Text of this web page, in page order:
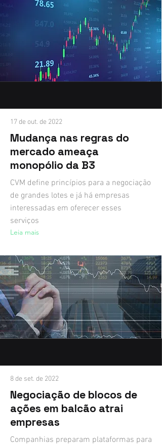
17 de out. de 2022
Mudança nas regras do
mercado ameaça
monopólio da B3
CVM define princípios para a negociação
de grandes lotes e já há empresas
interessadas em oferecer esses
serviços
Leia mais
8 de set. de 2022
Negociação de blocos de
ações em balcão atrai
empresas
Companhias preparam plataformas para